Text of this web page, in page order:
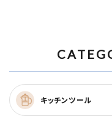
キッチンツール